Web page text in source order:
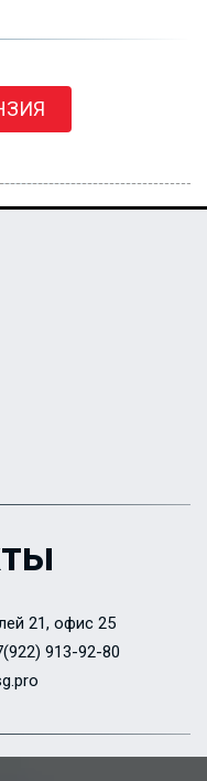
21, офис 25
913-92-80